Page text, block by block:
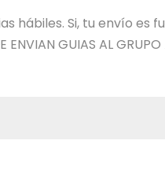
hábiles. Si, tu envío es
GUIAS AL